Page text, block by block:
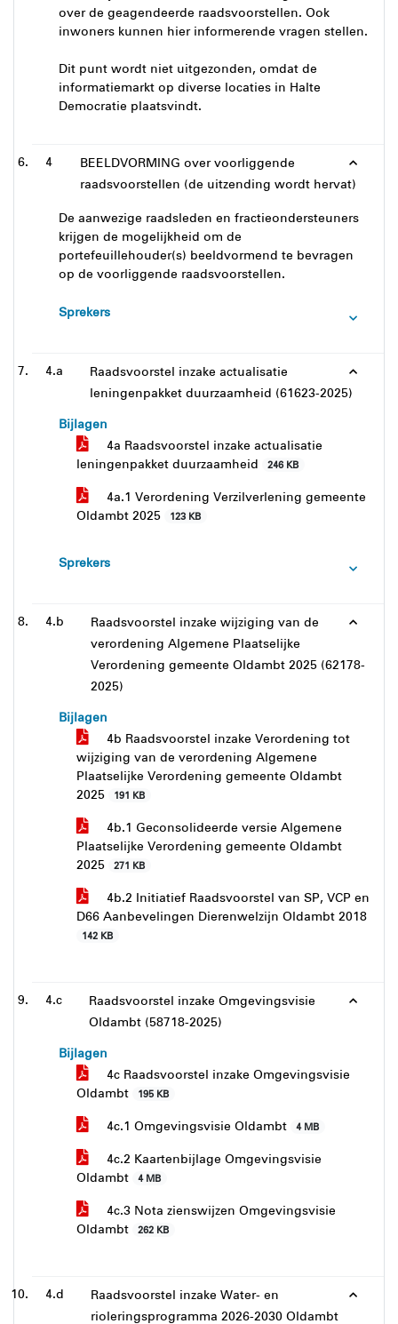
over de geagendeerde raadsvoorstellen. Ook
inwoners kunnen hier informerende vragen stellen.
Dit punt wordt niet uitgezonden, omdat de
informatiemarkt op diverse locaties in Halte
Democratie plaatsvindt.
4
BEELDVORMING over voorliggende
raadsvoorstellen (de uitzending wordt hervat)
De aanwezige raadsleden en fractieondersteuners
krijgen de mogelijkheid om de
portefeuillehouder(s) beeldvormend te bevragen
op de voorliggende raadsvoorstellen.
Sprekers
4.a
Raadsvoorstel inzake actualisatie
leningenpakket duurzaamheid (61623-2025)
Bijlagen
4a Raadsvoorstel inzake actualisatie
leningenpakket duurzaamheid
246 KB
4a.1 Verordening Verzilverlening gemeente
Oldambt 2025
123 KB
Sprekers
4.b
Raadsvoorstel inzake wijziging van de
verordening Algemene Plaatselijke
Verordening gemeente Oldambt 2025 (62178-
2025)
Bijlagen
4b Raadsvoorstel inzake Verordening tot
wijziging van de verordening Algemene
Plaatselijke Verordening gemeente Oldambt
2025
191 KB
4b.1 Geconsolideerde versie Algemene
Plaatselijke Verordening gemeente Oldambt
2025
271 KB
4b.2 Initiatief Raadsvoorstel van SP, VCP en
D66 Aanbevelingen Dierenwelzijn Oldambt 2018
142 KB
4.c
Raadsvoorstel inzake Omgevingsvisie
Oldambt (58718-2025)
Bijlagen
4c Raadsvoorstel inzake Omgevingsvisie
Oldambt
195 KB
4c.1 Omgevingsvisie Oldambt 4 MB
4c.2 Kaartenbijlage Omgevingsvisie
Oldambt
4 MB
4c.3 Nota zienswijzen Omgevingsvisie
Oldambt
262 KB
4.d
Raadsvoorstel inzake Water- en
rioleringsprogramma 2026-2030 Oldambt